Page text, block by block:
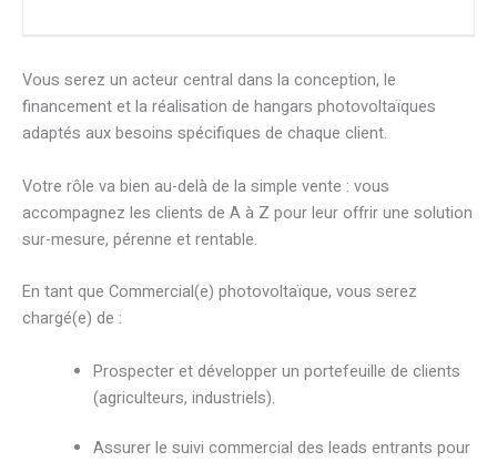
Vous serez un acteur central dans la conception, le
financement et la réalisation de hangars photovoltaïques
adaptés aux besoins spécifiques de chaque client.
Votre rôle va bien au-delà de la simple vente : vous
accompagnez les clients de A à Z pour leur offrir une solution
sur-mesure, pérenne et rentable.
En tant que Commercial(e) photovoltaïque, vous serez
chargé(e) de :
Prospecter et développer un portefeuille de clients
(agriculteurs, industriels).
Assurer le suivi commercial des leads entrants pour